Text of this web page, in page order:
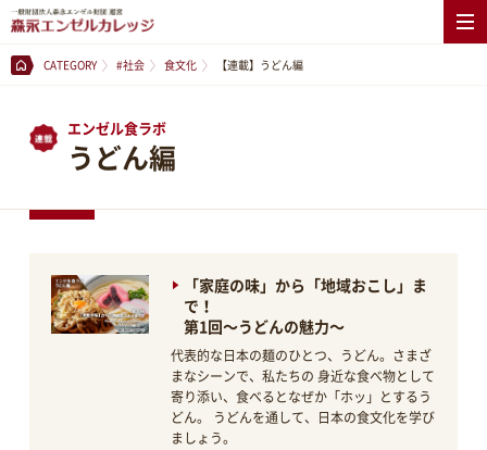
CATEGORY #社会 食文化 【連載】うどん編
エンゼル食ラボ
うどん編
「家庭の味」から「地域おこし」ま
で！
第1回～うどんの魅力～
代表的な日本の麺のひとつ、うどん。さまざ
まなシーンで、私たちの 身近な食べ物として
寄り添い、食べるとなぜか「ホッ」とするう
どん。 うどんを通して、日本の食文化を学び
ましょう。